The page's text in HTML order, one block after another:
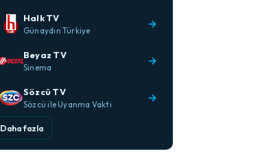
Halk TV
Günaydın Türkiye
→
Beyaz TV
Sinema
→
Sözcü TV
Sözcü ile Uyanma Vakti
→
Daha fazla